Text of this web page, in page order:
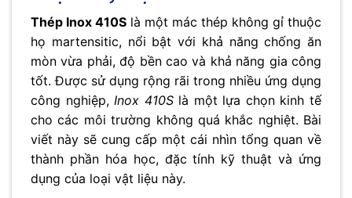
Thép Inox 410S là một mác thép không gỉ thuộc
họ martensitic, nổi bật với khả năng chống ăn
mòn vừa phải, độ bền cao và khả năng gia công
tốt. Được sử dụng rộng rãi trong nhiều ứng dụng
công nghiệp, Inox 410Slà một lựa chọn kinh tế
cho các môi trường không quá khắc nghiệt. Bài
viết này sẽ cung cấp một cái nhìn tổng quan về
thành phần hóa học, đặc tính kỹ thuật và ứng
dụng của loại vật liệu này.